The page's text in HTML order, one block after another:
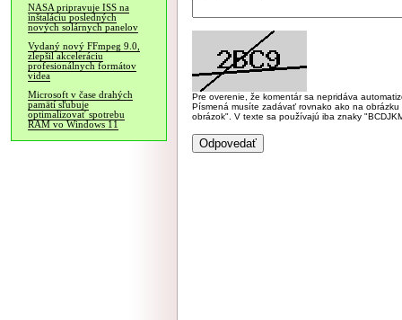
NASA pripravuje ISS na
inštaláciu posledných
nových solárnych panelov
Vydaný nový FFmpeg 9.0,
zlepšil akceleráciu
profesionálnych formátov
videa
Microsoft v čase drahých
pamätí sľubuje
optimalizovať spotrebu
RAM vo Windows 11
Pre overenie, že komentár sa nepridáva
Písmená musíte zadávať rovnako ako na
obrázok". V texte sa používajú iba znaky